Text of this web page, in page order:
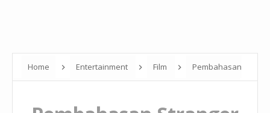
Home Entertainment Film Pembahasan
Teori dan Drama Era 80an